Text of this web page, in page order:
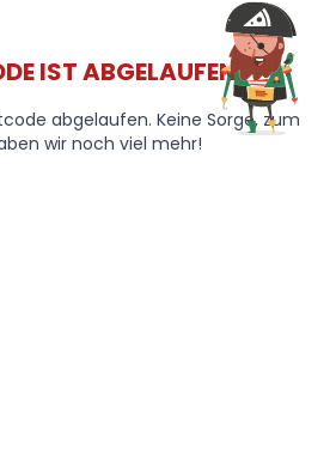
IST ABGELAUFEN 😞
abgelaufen. Keine Sorge, zum
wir noch viel mehr!